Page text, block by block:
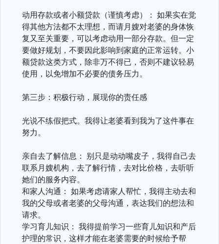
动用存款或者小额贷款（谨慎考虑）： 如果实在觉
得其他方法都不太理想，而请月嫂对老婆的身体恢
复又至关重要，可以考虑动用一部分存款。但一定
要做好规划，不要因此影响到家庭的正常运转。小
额贷款这类方式，除非万不得已，否则不建议轻易
使用，以免增加不必要的债务压力。
第三步：积极行动，展现你的责任感
光说不练假把式。我得让老婆看到我为了这件事在
努力。
亲自去了解信息： 别只是动动嘴皮子，我得自己去
联系月嫂机构，去了解行情，去对比价格，去听听
她们的服务内容。
和家人沟通： 如果考虑请家人帮忙，我得主动去和
我的父母或者老婆的父母沟通，表达我们的想法和
请求。
学习育儿知识： 我得提前学习一些育儿知识和产后
护理的常识，这样才能在老婆需要的时候给予帮